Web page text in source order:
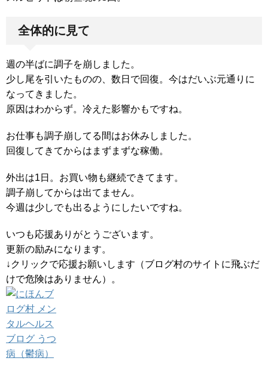
全体的に見て
週の半ばに調子を崩しました。
少し尾を引いたものの、数日で回復。今はだいぶ元通りに
なってきました。
原因はわからず。冷えた影響かもですね。
お仕事も調子崩してる間はお休みしました。
回復してきてからはまずまずな稼働。
外出は1日。お買い物も継続できてます。
調子崩してからは出てません。
今週は少しでも出るようにしたいですね。
いつも応援ありがとうございます。
更新の励みになります。
↓クリックで応援お願いします（ブログ村のサイトに飛ぶだ
けで危険はありません）。